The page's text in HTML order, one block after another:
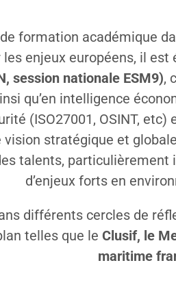
formation académique
enjeux européens, il est
session nationale ESM9),
qu’en intelligence
(ISO27001, OSINT,
stratégique et
talents,
d’enjeux forts en
différents cercles de
telles que le Clusif, le
maritime